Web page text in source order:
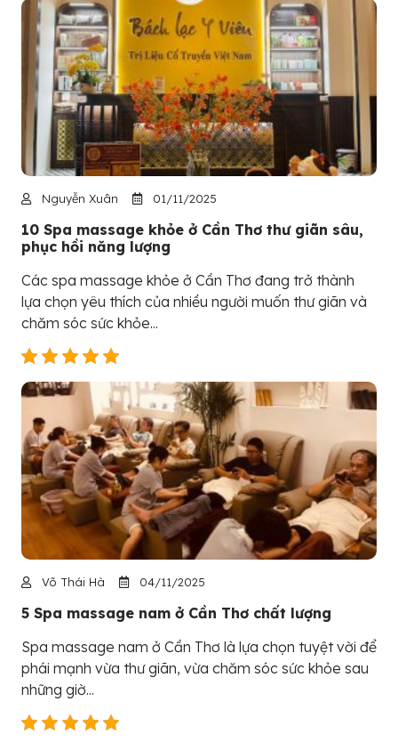
Nguyễn Xuân 01/11/2025
10 Spa massage khỏe ở Cần Thơ thư giãn sâu,
phục hồi năng lượng
Các spa massage khỏe ở Cần Thơ đang trở thành
lựa chọn yêu thích của nhiều người muốn thư giãn và
chăm sóc sức khỏe...
Võ Thái Hà 04/11/2025
5 Spa massage nam ở Cần Thơ chất lượng
Spa massage nam ở Cần Thơ là lựa chọn tuyệt vời để
phái mạnh vừa thư giãn, vừa chăm sóc sức khỏe sau
những giờ...